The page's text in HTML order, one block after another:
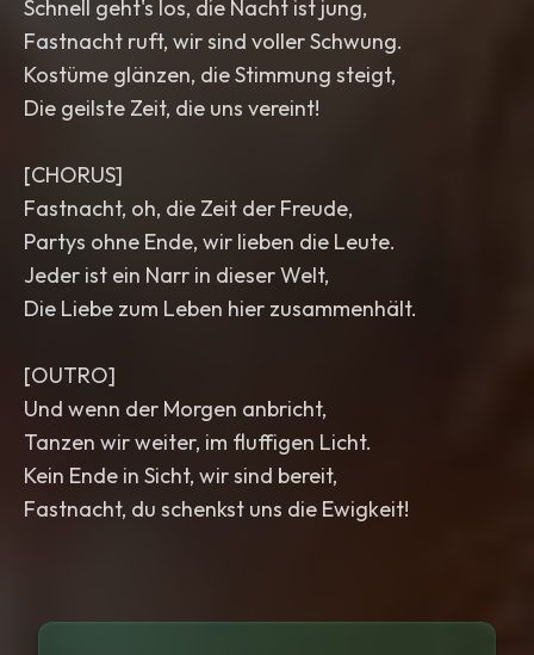
Schnell geht's los, die Nacht ist jung,
Fastnacht ruft, wir sind voller Schwung.
Kostüme glänzen, die Stimmung steigt,
Die geilste Zeit, die uns vereint!
[CHORUS]
Fastnacht, oh, die Zeit der Freude,
Partys ohne Ende, wir lieben die Leute.
Jeder ist ein Narr in dieser Welt,
Die Liebe zum Leben hier zusammenhält.
[OUTRO]
Und wenn der Morgen anbricht,
Tanzen wir weiter, im fluffigen Licht.
Kein Ende in Sicht, wir sind bereit,
Fastnacht, du schenkst uns die Ewigkeit!